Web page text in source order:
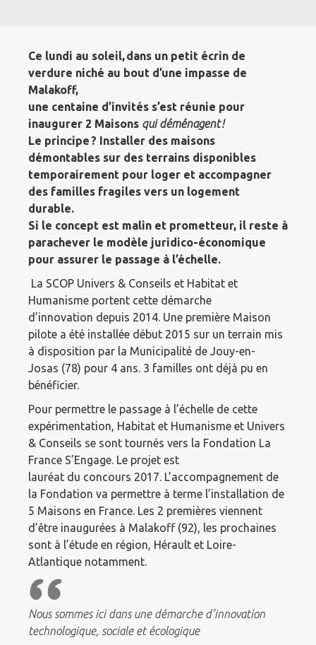
Ce lundi au soleil, dans un petit écrin de
verdure niché au bout d’une impasse de
Malakoff,
une centaine d’invités s’est réunie pour
inaugurer 2 Maisons qui déménagent !
Le principe ? Installer des maisons
démontables sur des terrains disponibles
temporairement pour loger et accompagner
des familles fragiles vers un logement
durable.
Si le concept est malin et prometteur, il reste à
parachever le modèle juridico-économique
pour assurer le passage à l’échelle.
La SCOP Univers & Conseils et Habitat et
Humanisme portent cette démarche
d’innovation depuis 2014. Une première Maison
pilote a été installée début 2015 sur un terrain mis
à disposition par la Municipalité de Jouy-en-
Josas (78) pour 4 ans. 3 familles ont déjà pu en
bénéficier.
Pour permettre le passage à l’échelle de cette
expérimentation, Habitat et Humanisme et Univers
& Conseils se sont tournés vers la Fondation La
France S’Engage. Le projet est
lauréat du concours 2017. L’accompagnement de
la Fondation va permettre à terme l’installation de
5 Maisons en France. Les 2 premières viennent
d’être inaugurées à Malakoff (92), les prochaines
sont à l’étude en région, Hérault et Loire-
Atlantique notamment.
Nous sommes ici dans une démarche d’innovation
technologique, sociale et écologique